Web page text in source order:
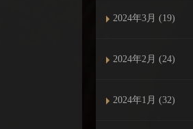
2024年3月 (19)
2024年2月 (24)
2024年1月 (32)